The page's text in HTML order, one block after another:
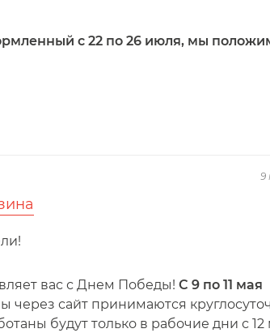
с 22 по 26 июля, мы
9
вас с Днем Победы! С 9 по 11 мая
через сайт принимаются
будут только в рабочие дни с 12